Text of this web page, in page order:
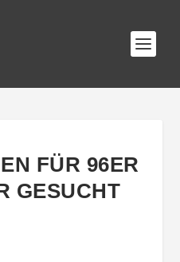
FÜR 96ER
GESUCHT